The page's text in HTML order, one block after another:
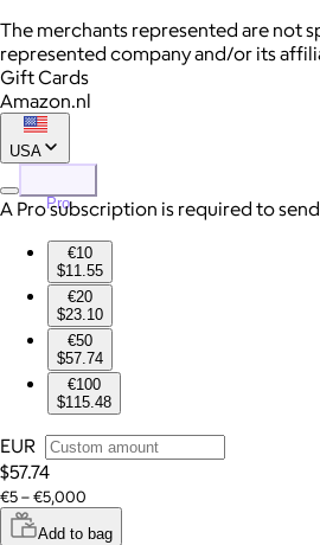
The merchants represented are not
represented company and/or its
Gift Cards
Amazon.nl
USA
Pro
A Pro subscription is required to
€10
$11.55
€20
$23.10
€50
$57.74
€100
$115.48
EUR
$57.74
€5 – €5,000
Add to bag